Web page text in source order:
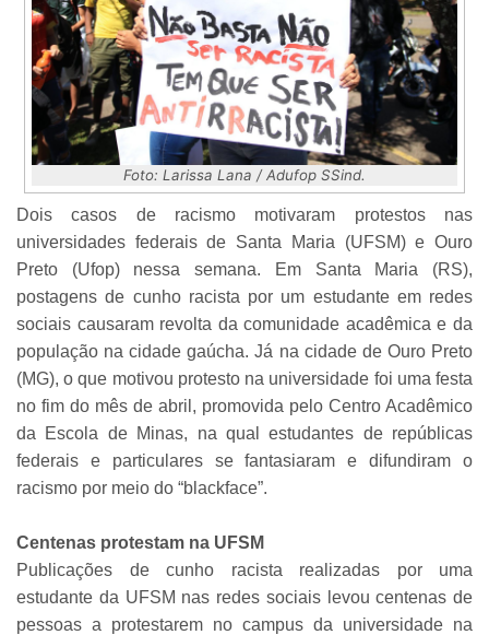
Foto: Larissa Lana / Adufop SSind.
Dois casos de racismo motivaram protestos nas
universidades federais de Santa Maria (UFSM) e Ouro
Preto (Ufop) nessa semana. Em Santa Maria (RS),
postagens de cunho racista por um estudante em redes
sociais causaram revolta da comunidade acadêmica e da
população na cidade gaúcha. Já na cidade de Ouro Preto
(MG), o que motivou protesto na universidade foi uma festa
no fim do mês de abril, promovida pelo Centro Acadêmico
da Escola de Minas, na qual estudantes de repúblicas
federais e particulares se fantasiaram e difundiram o
racismo por meio do “blackface”.
Centenas protestam na UFSM
Publicações de cunho racista realizadas por uma
estudante da UFSM nas redes sociais levou centenas de
pessoas a protestarem no campus da universidade na